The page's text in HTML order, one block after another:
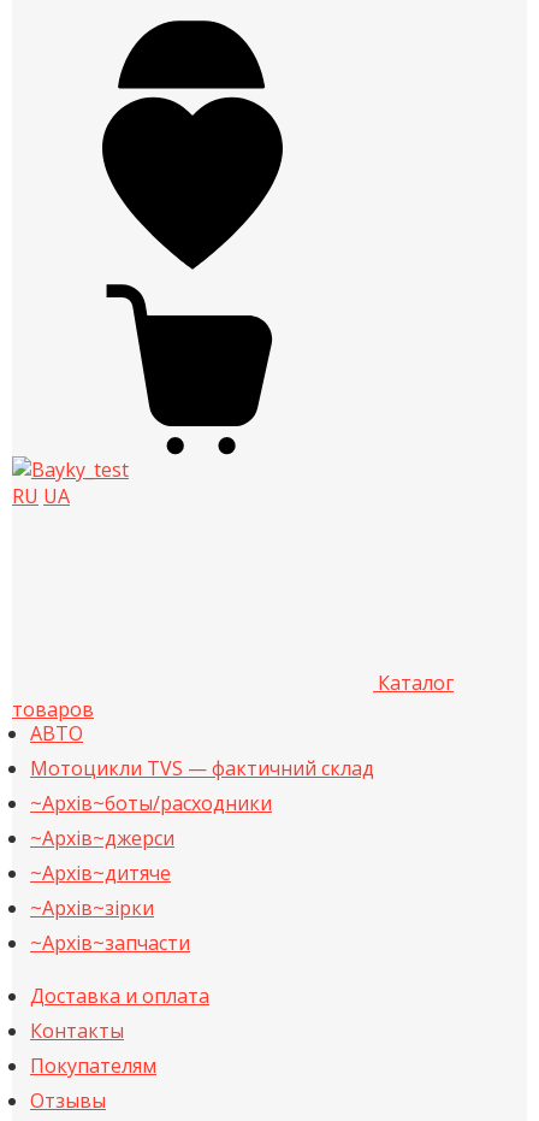
RU UA
Каталог
товаров
АВТО
Мотоцикли TVS — фактичний склад
~Архів~боты/расходники
~Архів~джерси
~Архів~дитяче
~Архів~зірки
~Архів~запчасти
Доставка и оплата
Контакты
Покупателям
Отзывы